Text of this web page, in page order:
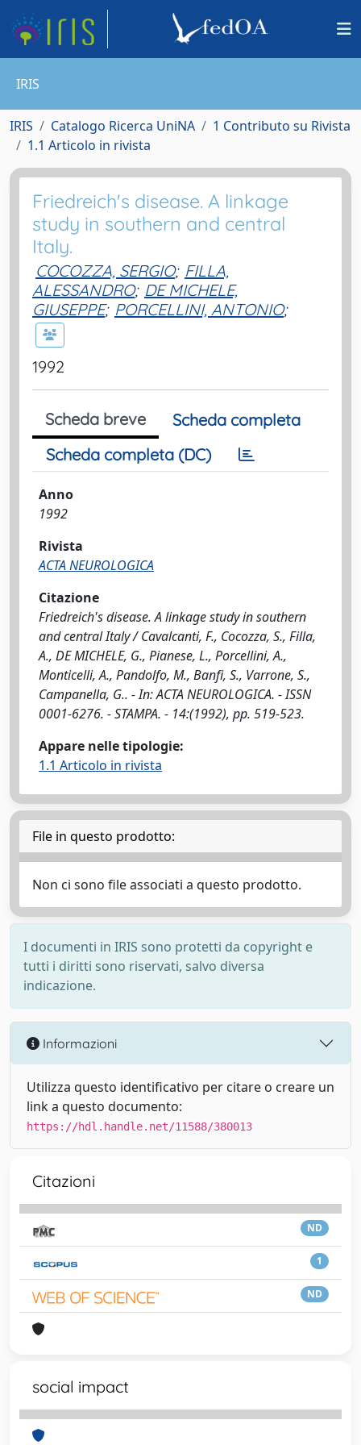
IRIS
IRIS Catalogo Ricerca UniNA
1 Contributo su Rivista
1.1 Articolo in rivista
Friedreich's disease. A linkage
study in southern and central
Italy.
COCOZZA, SERGIO; FILLA,
ALESSANDRO; DE MICHELE,
GIUSEPPE; PORCELLINI, ANTONIO;
1992
Scheda breve
Scheda completa
Scheda completa (DC)
Anno
1992
Rivista
ACTA NEUROLOGICA
Citazione
Friedreich's disease. A linkage study in southern
and central Italy / Cavalcanti, F., Cocozza, S., Filla,
A., DE MICHELE, G., Pianese, L., Porcellini, A.,
Monticelli, A., Pandolfo, M., Banfi, S., Varrone, S.,
Campanella, G.. - In: ACTA NEUROLOGICA. - ISSN
0001-6276. - STAMPA. - 14:(1992), pp. 519-523.
Appare nelle tipologie:
1.1 Articolo in rivista
File in questo prodotto:
Non ci sono file associati a questo prodotto.
I documenti in IRIS sono protetti da copyright e
tutti i diritti sono riservati, salvo diversa
indicazione.
Informazioni
Utilizza questo identificativo per citare o creare un
link a questo documento:
https://hdl.handle.net/11588/380013
Citazioni
ND
1
ND
social impact